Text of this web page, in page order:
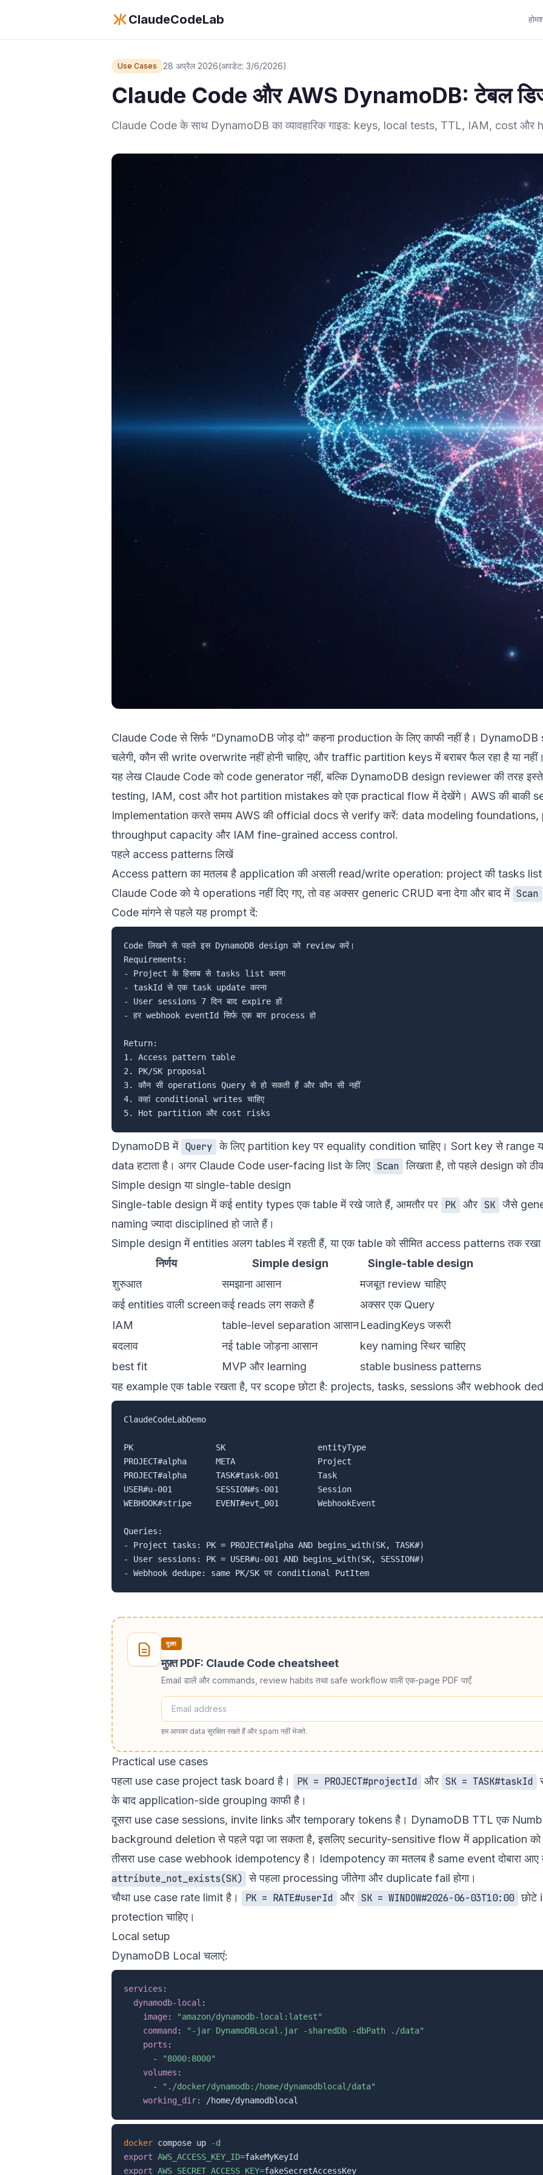
ClaudeCodeLab होम
Use Cases 28 अप्रैल 2026(अपडेट: 3/6/2026)
Claude Code और AWS DynamoDB: टेबल
Claude Code के साथ DynamoDB का व्यावहारिक गाइड: keys, local tests, TTL, IAM, cost और
Claude Code से सिर्फ “DynamoDB जोड़ दो” कहना production के लिए काफी नहीं है।
चलेगी, कौन सी write overwrite नहीं होनी चाहिए, और traffic partition keys में बराबर फैल रहा है या नहीं।
यह लेख Claude Code को code generator नहीं, बल्कि DynamoDB design reviewer की तरह
testing, IAM, cost और hot partition mistakes को एक practical flow में देखेंगे। AWS की बाकी
Implementation करते समय AWS की official docs से verify करें: data modeling foundations,
throughput capacity और IAM fine-grained access control.
पहले access patterns लिखें
Access pattern का मतलब है application की असली read/write operation: project की tasks list
Claude Code को ये operations नहीं दिए गए, तो वह अक्सर generic CRUD बना देगा और बाद में Scan
Code मांगने से पहले यह prompt दें:
Code लिखने से पहले इस DynamoDB design को review करें।
Requirements:
- Project के हिसाब से tasks list करना
- taskId से एक task update करना
- User sessions 7 दिन बाद expire हों
- हर webhook eventId सिर्फ एक बार process हो
Return:
1. Access pattern table
2. PK/SK proposal
3. कौन सी operations Query से हो सकती हैं और कौन सी नहीं
4. कहां conditional writes चाहिए
DynamoDB में Query के लिए partition key पर equality condition चाहिए। Sort key से range
data हटाता है। अगर Claude Code user-facing list के लिए Scan लिखता है, तो पहले design को
Simple design या single-table design
Single-table design में कई entity types एक table में रखे जाते हैं, आमतौर पर PK और SK जैसे
naming ज्यादा disciplined हो जाते हैं।
Simple design में entities अलग tables में रहती हैं, या एक table को सीमित access patterns तक
निर्णय
Simple design
Single-table design
शुरुआत
समझाना आसान
मजबूत review चाहिए
कई entities वाली screenकई reads लग सकते हैं
अक्सर एक Query
IAM
table-level separation आसानLeadingKeys जरूरी
बदलाव
नई table जोड़ना आसान
key naming स्थिर चाहिए
best fit
MVP और learning
stable business patterns
यह example एक table रखता है, पर scope छोटा है: projects, tasks, sessions और webhook
ClaudeCodeLabDemo
PK                 SK                   entityType
PROJECT#alpha      META                 Project
PROJECT#alpha      TASK#task-001        Task
USER#u-001         SESSION#s-001        Session
WEBHOOK#stripe     EVENT#evt_001        WebhookEvent
Queries:
- Project tasks: PK = PROJECT#alpha AND begins_with(SK, TASK#)
- User sessions: PK = USER#u-001 AND begins_with(SK, SESSION#)
मुफ़्त
मुफ़्त PDF: Claude Code cheatsheet
Email डालें और commands, review habits तथा safe workflow वाली एक-page PDF पाएँ.
हम आपका data सुरक्षित रखते हैं और spam नहीं भेजते.
Practical use cases
पहला use case project task board है।
PK = PROJECT#projectId और SK = TASK#taskId
के बाद application-side grouping काफी है।
दूसरा use case sessions, invite links और temporary tokens है। DynamoDB TTL एक
background deletion से पहले पढ़ा जा सकता है, इसलिए security-sensitive flow में application को
तीसरा use case webhook idempotency है। Idempotency का मतलब है same event दोबारा आए
attribute_not_exists(SK) से पहला processing जीतेगा और duplicate fail होगा।
चौथा use case rate limit है।
PK = RATE#userId और SK = WINDOW#2026-06-03T10:00 छोटे
protection चाहिए।
Local setup
DynamoDB Local चलाएं:
services :
dynamodb-local :
image:
"amazon/dynamodb-local:latest"
command :
"-jar DynamoDBLocal.jar -sharedDb -dbPath ./data"
ports :
-
"8000:8000"
volumes :
-
"./docker/dynamodb:/home/dynamodblocal/data"
working_dir:
docker compose up
-d
export AWS_ACCESS_KEY_ID=
export AWS_SECRET_ACCESS_KEY=